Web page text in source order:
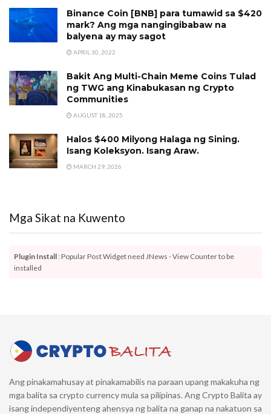
Binance Coin [BNB] para tumawid sa $420
mark? Ang mga nangingibabaw na
balyena ay may sagot
APRIL 30, 2022
Bakit Ang Multi-Chain Meme Coins Tulad
ng TWG ang Kinabukasan ng Crypto
Communities
AUGUST 18, 2025
Halos $400 Milyong Halaga ng Sining.
Isang Koleksyon. Isang Araw.
MARCH 29, 2026
Mga Sikat na Kuwento
Plugin Install : Popular Post Widget need JNews - View Counter to be
installed
Ang pinakamahusay at pinakamabilis na paraan upang makakuha ng
mga balita sa crypto currency mula sa pilipinas. Ang Crypto Balita ay
isang independiyenteng ahensya ng balita na ganap na nakatuon sa